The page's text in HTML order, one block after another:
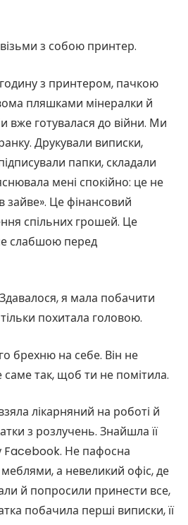
з собою принтер.
з принтером, пачкою
пляшками мінералки й
вже готувалася до війни. Ми
Друкували виписки,
папки, складали
мені спокійно: це не
зайве». Це фінансовий
спільних грошей. Це
слабшою перед
я мала побачити
похитала головою.
брехню на себе. Він не
так, щоб ти не помітила.
лікарняний на роботі й
з розлучень. Знайшла її
Facebook. Не пафосна
а невеликий офіс, де
й попросили принести все,
побачила перші виписки, її